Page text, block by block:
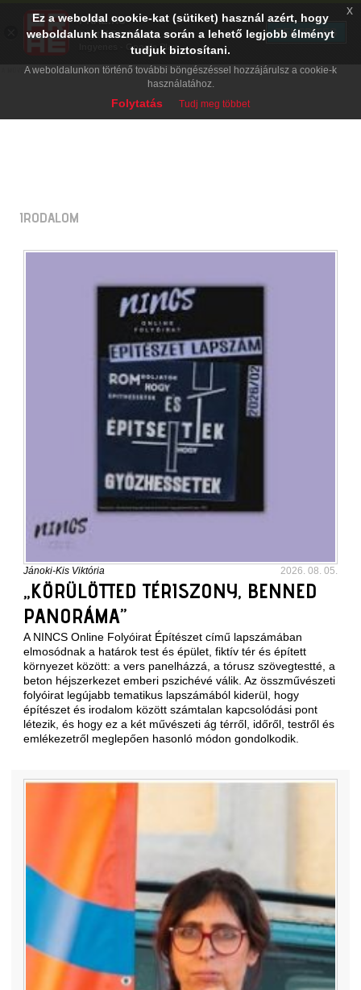
IRODALOM
Jánoki-Kis Viktória 2026. 08. 05.
„KÖRÜLÖTTED TÉRISZONY, BENNED
PANORÁMA”
A NINCS Online Folyóirat Építészet című lapszámában
elmosódnak a határok test és épület, fiktív tér és épített
környezet között: a vers panelházzá, a tórusz szövegtestté, a
beton héjszerkezet emberi pszichévé válik. Az összművészeti
folyóirat legújabb tematikus lapszámából kiderül, hogy
építészet és irodalom között számtalan kapcsolódási pont
létezik, és hogy ez a két művészeti ág térről, időről, testről és
emlékezetről meglepően hasonló módon gondolkodik.
Ez a weboldal cookie-kat (sütiket) használ azért, hogy
weboldalunk használata során a lehető legjobb élményt
tudjuk biztosítani.
A weboldalunkon történő további böngészéssel hozzájárulsz a cookie-k
használatához.
Folytatás Tudj meg többet
x
PRAE.HU
Digital Evolution
Ingyenes - Google Play
TELEPÍTÉS